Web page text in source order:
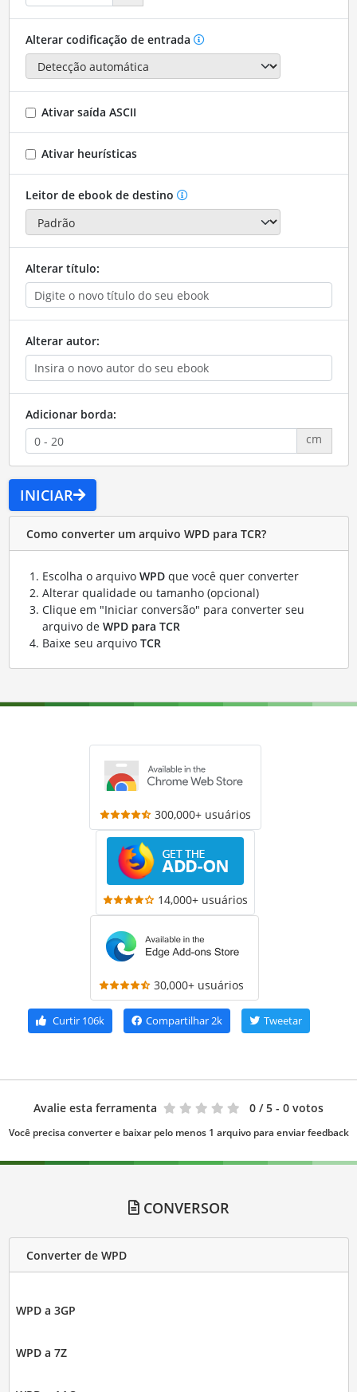
Alterar codificação de entrada
Ativar saída ASCII
Ativar heurísticas
Leitor de ebook de destino
Alterar título:
Alterar autor:
Adicionar borda:
cm
INICIAR
Como converter um arquivo WPD para TCR?
Escolha o arquivo WPDque você quer converter
Alterar qualidade ou tamanho (opcional)
Clique em "Iniciar conversão" para converter seu
arquivo de WPD para TCR
Baixe seu arquivo TCR
300,000+ usuários
14,000+ usuários
30,000+ usuários
Curtir 106k Compartilhar2k Tweetar
Avalie esta ferramenta 0 / 5 - 0 votos
Você precisa converter e baixar pelo menos 1 arquivo para enviar feedback
CONVERSOR
Converter de WPD
WPD a 3GP
WPD a 7Z